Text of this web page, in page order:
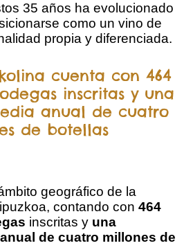
35 años ha evolucionado
como un vino de
propia y diferenciada.
cuenta con 464
inscritas y una
anual de cuatro
de botellas
geográfico de la
contando con 464
inscritas y una
de cuatro millones de